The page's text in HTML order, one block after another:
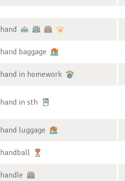
hand
hand baggage
hand in homework
hand in sth
hand luggage
handball
handle